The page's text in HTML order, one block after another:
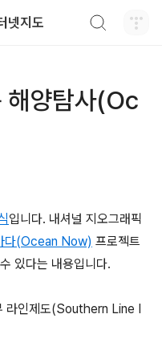
넷지도
해양탐사(Oc
입니다. 내셔널 지오그래픽
다(Ocean Now) 프로젝트
있다는 내용입니다.
라인제도(Southern Line I